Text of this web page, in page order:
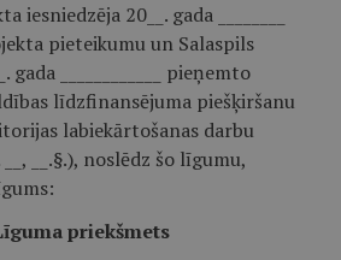
20__. gada ________
pieteikumu un Salaspils
gada ____________ pieņemto
līdzfinansējuma piešķiršanu
labiekārtošanas darbu
__.§.), noslēdz šo līgumu,
priekšmets